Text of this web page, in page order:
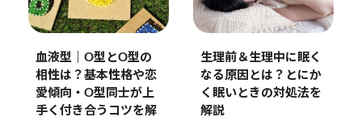
血液型｜O型とO型の
相性は？基本性格や恋
愛傾向・O型同士が上
手く付き合うコツを解
生理前＆生理中に眠く
なる原因とは？とにか
く眠いときの対処法を
解説